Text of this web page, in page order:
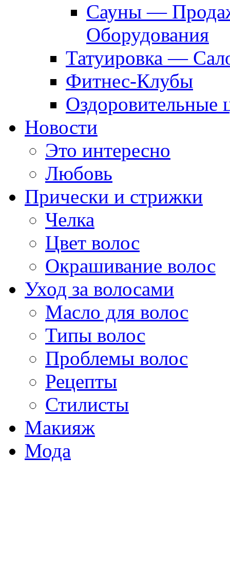
Сауны —
Оборудования
Татуировка —
Фитнес-Клубы
Оздоровительные
Новости
Это интересно
Любовь
Прически и стрижки
Челка
Цвет волос
Окрашивание волос
Уход за волосами
Масло для волос
Типы волос
Проблемы волос
Рецепты
Стилисты
Макияж
Мода